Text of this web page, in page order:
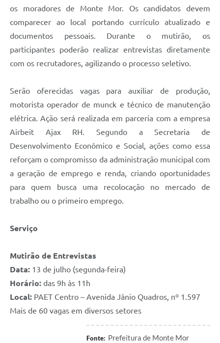
os moradores de Monte Mor. Os candidatos devem
comparecer ao local portando currículo atualizado e
documentos pessoais. Durante o mutirão, os
participantes poderão realizar entrevistas diretamente
com os recrutadores, agilizando o processo seletivo.
Serão oferecidas vagas para auxiliar de produção,
motorista operador de munck e técnico de manutenção
elétrica. Ação será realizada em parceria com a empresa
Airbeit Ajax RH. Segundo a Secretaria de
Desenvolvimento Econômico e Social, ações como essa
reforçam o compromisso da administração municipal com
a geração de emprego e renda, criando oportunidades
para quem busca uma recolocação no mercado de
trabalho ou o primeiro emprego.
Serviço
Mutirão de Entrevistas
Data: 13 de julho (segunda-feira)
Horário: das 9h às 11h
Local: PAET Centro – Avenida Jânio Quadros, nº 1.597
Mais de 60 vagas em diversos setores
Fonte: Prefeitura de Monte Mor